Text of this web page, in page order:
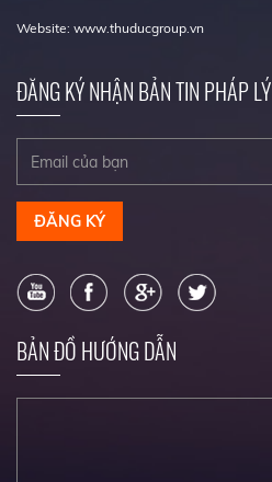
Website: www.thuducgroup.vn
ĐĂNG KÝ NHẬN BẢN TIN PHÁP LÝ
ĐĂNG KÝ
BẢN ĐỒ HƯỚNG DẪN